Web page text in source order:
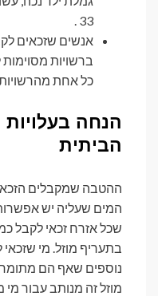
33 .
אנשים שזכאים
ברשויות
כל אחת
הנחה
הביתית
ההטבה שמקבלים
המים שעליה יש
נוספים שאף הם
מוזל זה מנותב עבור